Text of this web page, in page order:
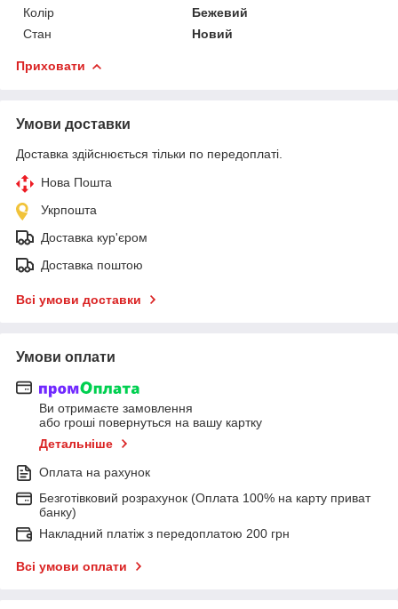
Колір
Бежевий
Стан
Новий
Приховати
Умови доставки
Доставка здійснюється тільки по передоплаті.
Нова Пошта
Укрпошта
Доставка кур'єром
Доставка поштою
Всі умови доставки
Умови оплати
Ви отримаєте замовлення
або гроші повернуться на вашу картку
Детальніше
Оплата на рахунок
Безготівковий розрахунок (Оплата 100% на карту приват
банку)
Накладний платіж з передоплатою 200 грн
Всі умови оплати